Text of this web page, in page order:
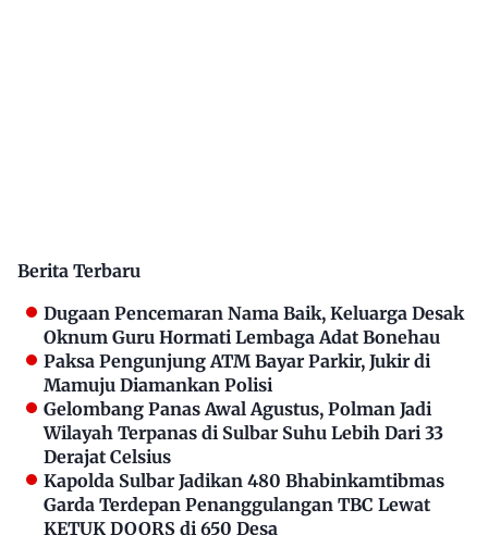
Berita Terbaru
Dugaan Pencemaran Nama Baik, Keluarga Desak
Oknum Guru Hormati Lembaga Adat Bonehau
Paksa Pengunjung ATM Bayar Parkir, Jukir di
Mamuju Diamankan Polisi
Gelombang Panas Awal Agustus, Polman Jadi
Wilayah Terpanas di Sulbar Suhu Lebih Dari 33
Derajat Celsius
Kapolda Sulbar Jadikan 480 Bhabinkamtibmas
Garda Terdepan Penanggulangan TBC Lewat
KETUK DOORS di 650 Desa